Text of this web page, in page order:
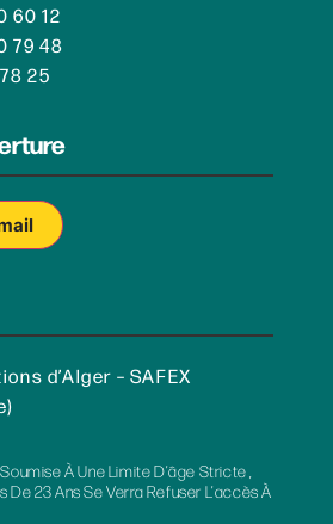
60 12
79 48
25
d’Alger – SAFEX
À Une Limite D’âge Stricte ,
De 23 Ans Se Verra Refuser L’accès À